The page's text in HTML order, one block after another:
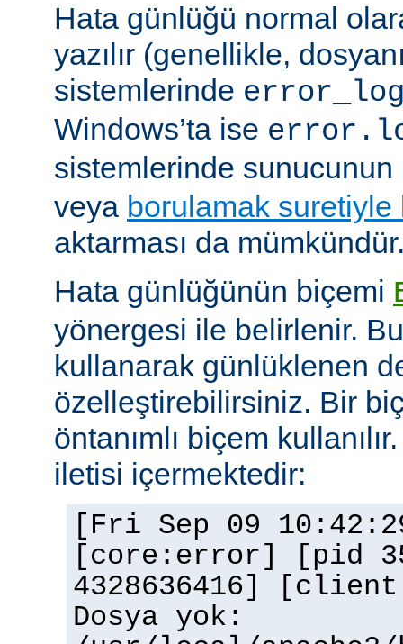
Hata günlüğü normal
yazılır (genellikle,
sistemlerinde
Windows’ta ise
sistemlerinde sunucunun
veya borulamak
aktarması da
Hata günlüğünün biçemi
yönergesi ile belirlenir.
kullanarak günlüklenen
özelleştirebilirsiniz. Bir
öntanımlı biçem
iletisi içermektedir:
[Fri Sep 09
[core:error] [pid
4328636416]
Dosya yok: